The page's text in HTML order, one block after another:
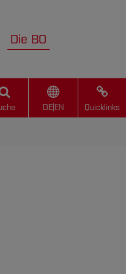
Die BO
DE| EN Quicklinks